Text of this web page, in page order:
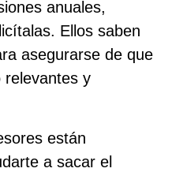
anuales,
Ellos saben
asegurarse de que
relevantes y
están
a sacar el